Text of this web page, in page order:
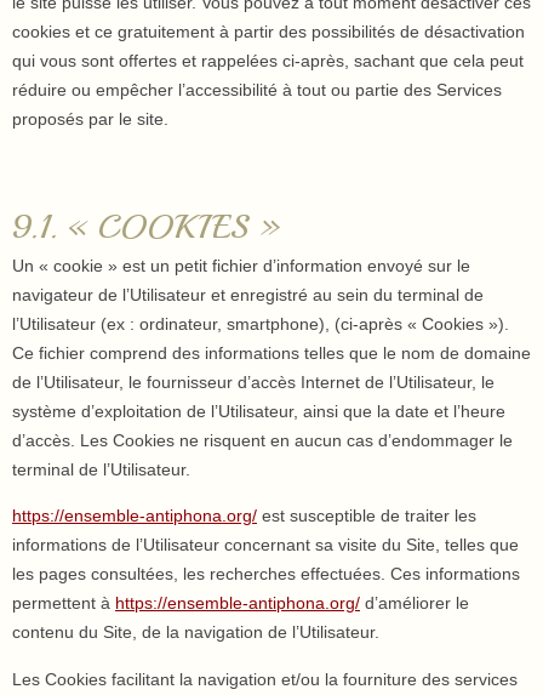
cookies et ce gratuitement à partir des possibilités de désactivation
qui vous sont offertes et rappelées ci-après, sachant que cela peut
réduire ou empêcher l’accessibilité à tout ou partie des Services
proposés par le site.
9.1. « COOKIES »
Un « cookie » est un petit fichier d’information envoyé sur le
navigateur de l’Utilisateur et enregistré au sein du terminal de
l’Utilisateur (ex : ordinateur, smartphone), (ci-après « Cookies »).
Ce fichier comprend des informations telles que le nom de domaine
de l’Utilisateur, le fournisseur d’accès Internet de l’Utilisateur, le
système d’exploitation de l’Utilisateur, ainsi que la date et l’heure
d’accès. Les Cookies ne risquent en aucun cas d’endommager le
terminal de l’Utilisateur.
https://ensemble-antiphona.org/ est susceptible de traiter les
informations de l’Utilisateur concernant sa visite du Site, telles que
les pages consultées, les recherches effectuées. Ces informations
permettent à https://ensemble-antiphona.org/ d’améliorer le
contenu du Site, de la navigation de l’Utilisateur.
Les Cookies facilitant la navigation et/ou la fourniture des services